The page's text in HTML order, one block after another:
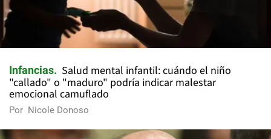
Infancias
Salud mental infantil: cuándo el niño
"callado" o "maduro" podría indicar malestar
emocional camuflado
Por Nicole Donoso